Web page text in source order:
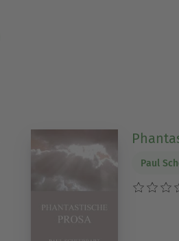
Paul